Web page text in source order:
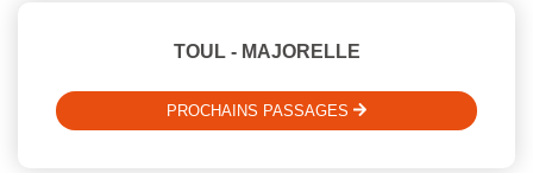
TOUL - MAJORELLE
PROCHAINS PASSAGES